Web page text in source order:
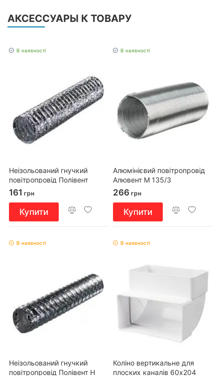
АКСЕССУАРЫ К ТОВАРУ
В наявності
Неізольований гнучкий
повітропровід Полівент
605М0/102/1,5
161 грн
Купити
В наявності
Алюмінієвий повітропровід
Алювент М 135/3
266 грн
Купити
В наявності
Неізольований гнучкий
повітропровід Полівент Н
В наявності
Коліно вертикальне для
плоских каналів 60х204